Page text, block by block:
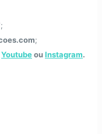
;
;
YoutubeouInstagram.